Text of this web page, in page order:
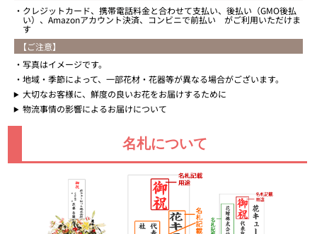
クレジットカード、携帯電話料金と合わせて支払い、後払い（GMO後払
い）、Amazonアカウント決済、コンビニで前払い がご利用いただけま
す
【ご注意】
写真はイメージです。
地域・季節によって、一部花材・花器等が異なる場合がございます。
大切なお客様に、鮮度の良いお花をお届けするために
物流事情の影響によるお届けについて
名札について